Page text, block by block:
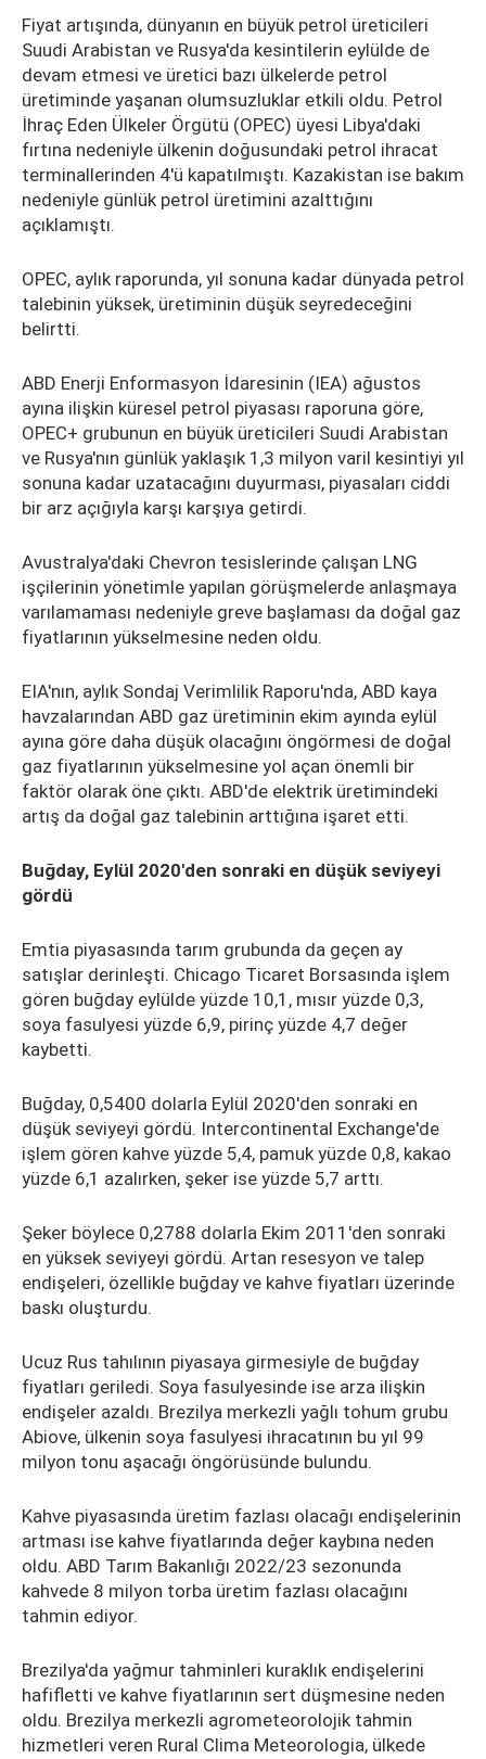
Fiyat artışında, dünyanın en büyük petrol üreticileri
Suudi Arabistan ve Rusya'da kesintilerin eylülde de
devam etmesi ve üretici bazı ülkelerde petrol
üretiminde yaşanan olumsuzluklar etkili oldu. Petrol
İhraç Eden Ülkeler Örgütü (OPEC) üyesi Libya'daki
fırtına nedeniyle ülkenin doğusundaki petrol ihracat
terminallerinden 4'ü kapatılmıştı. Kazakistan ise bakım
nedeniyle günlük petrol üretimini azalttığını
açıklamıştı.
OPEC, aylık raporunda, yıl sonuna kadar dünyada petrol
talebinin yüksek, üretiminin düşük seyredeceğini
belirtti.
ABD Enerji Enformasyon İdaresinin (IEA) ağustos
ayına ilişkin küresel petrol piyasası raporuna göre,
OPEC+ grubunun en büyük üreticileri Suudi Arabistan
ve Rusya'nın günlük yaklaşık 1,3 milyon varil kesintiyi yıl
sonuna kadar uzatacağını duyurması, piyasaları ciddi
bir arz açığıyla karşı karşıya getirdi.
Avustralya'daki Chevron tesislerinde çalışan LNG
işçilerinin yönetimle yapılan görüşmelerde anlaşmaya
varılamaması nedeniyle greve başlaması da doğal gaz
fiyatlarının yükselmesine neden oldu.
EIA'nın, aylık Sondaj Verimlilik Raporu'nda, ABD kaya
havzalarından ABD gaz üretiminin ekim ayında eylül
ayına göre daha düşük olacağını öngörmesi de doğal
gaz fiyatlarının yükselmesine yol açan önemli bir
faktör olarak öne çıktı. ABD'de elektrik üretimindeki
artış da doğal gaz talebinin arttığına işaret etti.
Buğday, Eylül 2020'den sonraki en düşük seviyeyi
gördü
Emtia piyasasında tarım grubunda da geçen ay
satışlar derinleşti. Chicago Ticaret Borsasında işlem
gören buğday eylülde yüzde 10,1, mısır yüzde 0,3,
soya fasulyesi yüzde 6,9, pirinç yüzde 4,7 değer
kaybetti.
Buğday, 0,5400 dolarla Eylül 2020'den sonraki en
düşük seviyeyi gördü. Intercontinental Exchange'de
işlem gören kahve yüzde 5,4, pamuk yüzde 0,8, kakao
yüzde 6,1 azalırken, şeker ise yüzde 5,7 arttı.
Şeker böylece 0,2788 dolarla Ekim 2011'den sonraki
en yüksek seviyeyi gördü. Artan resesyon ve talep
endişeleri, özellikle buğday ve kahve fiyatları üzerinde
baskı oluşturdu.
Ucuz Rus tahılının piyasaya girmesiyle de buğday
fiyatları geriledi. Soya fasulyesinde ise arza ilişkin
endişeler azaldı. Brezilya merkezli yağlı tohum grubu
Abiove, ülkenin soya fasulyesi ihracatının bu yıl 99
milyon tonu aşacağı öngörüsünde bulundu.
Kahve piyasasında üretim fazlası olacağı endişelerinin
artması ise kahve fiyatlarında değer kaybına neden
oldu. ABD Tarım Bakanlığı 2022/23 sezonunda
kahvede 8 milyon torba üretim fazlası olacağını
tahmin ediyor.
Brezilya'da yağmur tahminleri kuraklık endişelerini
hafifletti ve kahve fiyatlarının sert düşmesine neden
oldu. Brezilya merkezli agrometeorolojik tahmin
hizmetleri veren Rural Clima Meteorologia, ülkede